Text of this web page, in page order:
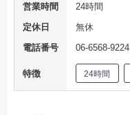
営業時間
24時間
定休日
無休
電話番号
06-6568-9224
特徴 24時間